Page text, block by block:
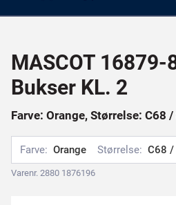
MASCOT 16879-
Bukser KL. 2
Farve: Orange, Størrelse: C68
Farve: Orange Størrelse: C68 /
Varenr. 2880 1876196